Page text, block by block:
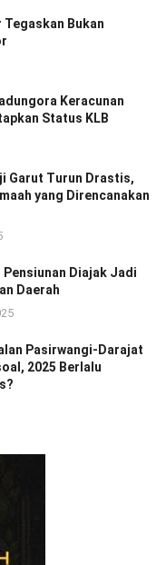
Tegaskan Bukan
Keracunan
Status KLB
Garut Turun Drastis,
yang Direncanakan
Pensiunan Diajak Jadi
Daerah
Pasirwangi-Darajat
2025 Berlalu